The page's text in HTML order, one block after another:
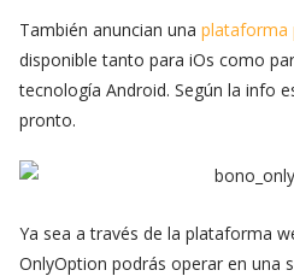
También anuncian una plataforma
disponible tanto para iOs como
tecnología Android. Según la info
pronto.
Ya sea a través de la plataforma
OnlyOption podrás operar en una